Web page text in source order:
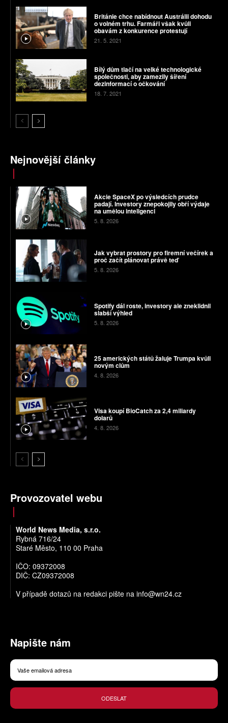
Británie chce nabídnout Austrálii dohodu
o volném trhu. Farmáři však kvůli
obavám z konkurence protestují
21. 5. 2021
Bílý dům tlačí na velké technologické
společnosti, aby zamezily šíření
dezinformací o očkování
18. 7. 2021
Nejnovější články
Akcie SpaceX po výsledcích prudce
padají. Investory znepokojily obří výdaje
na umělou inteligenci
5. 8. 2026
Jak vybrat prostory pro firemní večírek a
proč začít plánovat právě teď
5. 8. 2026
Spotify dál roste, investory ale zneklidnil
slabší výhled
5. 8. 2026
25 amerických států žaluje Trumpa kvůli
novým clům
4. 8. 2026
Visa koupí BioCatch za 2,4 miliardy
dolarů
4. 8. 2026
Provozovatel webu
World News Media, s.r.o.
Rybná 716/24
Staré Město, 110 00 Praha
IČO: 09372008
DIČ: CZ09372008
V případě dotazů na redakci pište na info@wn24.cz
Napište nám
ODESLAT